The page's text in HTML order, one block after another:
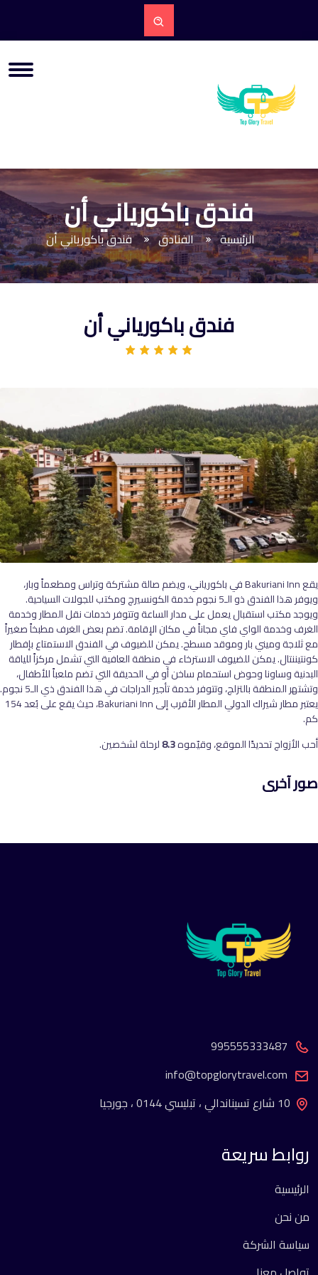
فندق باكورياني أن
الرئيسية الفنادق فندق باكورياني أن
فندق باكورياني أن
يقع Bakuriani Inn في باكورياني، ويضم صالة مشتركة وتراس ومطعماً وبار،
ويوفر هذا الفندق ذو الـ5 نجوم خدمة الكونسيرج ومكتب للجولات السياحية.
ويوجد مكتب استقبال يعمل على مدار الساعة وتتوفر خدمات نقل المطار وخدمة
الغرف وخدمة الواي فاي مجاناً في مكان الإقامة. تضم بعض الغرف مطبخاً صغيراً
مع ثلاجة وميني بار وموقد مسطح. يمكن للضيوف في الفندق الاستمتاع بإفطار
كونتيننتال. يمكن للضيوف الاسترخاء في منطقة العافية التي تشمل مركزاً للياقة
البدنية وساونا وحوض استحمام ساخن أو في الحديقة التي تضم ملعباً للأطفال،
وتشتهر المنطقة بالتزلج، وتتوفر خدمة تأجير الدراجات في هذا الفندق ذي الـ5 نجوم.
يعتبر مطار شيراك الدولي المطار الأقرب إلى Bakuriani Inn، حيث يقع على بُعد 154
كم.
أحب الأزواج تحديدًا الموقع، وقيّموه8.3لرحلة لشخصين.
صور آخرى
995555333487
info@topglorytravel.com
10 شارع تسيناندالي ، تبليسي 0144 ، جورجيا
روابط سريعة
الرئيسية
من نحن
سياسة الشركة